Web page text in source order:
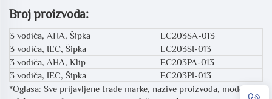
Broj proizvoda:
3 vodiča, AHA, Šipka
EC203SA-013
3 vodiča, IEC, Šipka
EC203SI-013
3 vodiča, AHA, Klip
EC203PA-013
3 vodiča, IEC, Šipka
EC203PI-013
*Oglasa: Sve prijavljene trade marke, nazive proizvoda, modele